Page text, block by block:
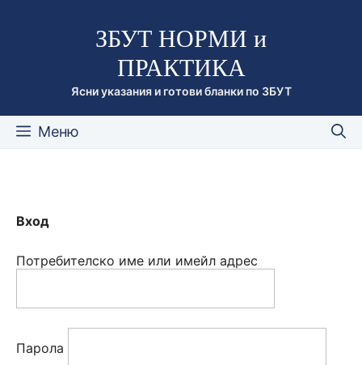
съдържаниетоЗБУТ НОРМИ и
ПРАКТИКА
Ясни указания и готови бланки по ЗБУТ
Меню
Вход
Потребителско име или имейл адрес
Парола